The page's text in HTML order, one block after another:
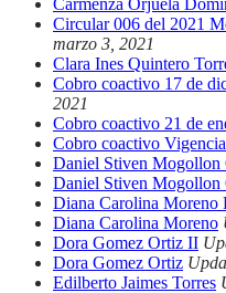
Circular 006 del 2021
marzo 3, 2021
Clara Ines Quintero
Cobro coactivo 17 de
2021
Cobro coactivo 21 de
Cobro coactivo
Daniel Stiven Mogollon
Daniel Stiven Mogollon
Diana Carolina Moreno
Diana Carolina Moreno
Dora Gomez Ortiz II
Dora Gomez Ortiz
Edilberto Jaimes Torres